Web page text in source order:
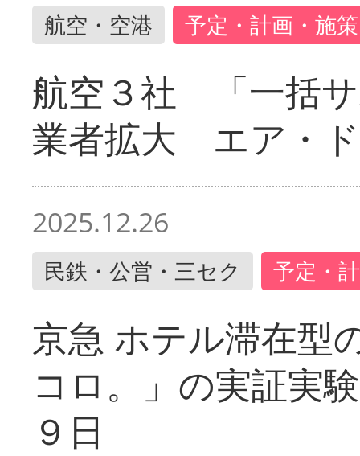
航空・空港 予定・計画・施策
航空３社 「一括
業者拡大 エア・
2025.12.26
民鉄・公営・三セク 予定・
京急 ホテル滞在型
コロ。」の実証実
９日